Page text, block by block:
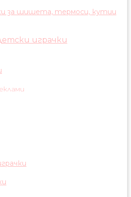
за шишета, термоси, кутии
играчки